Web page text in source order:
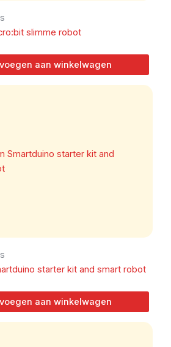
slimme robot
aan winkelwagen
starter kit and smart robot
aan winkelwagen